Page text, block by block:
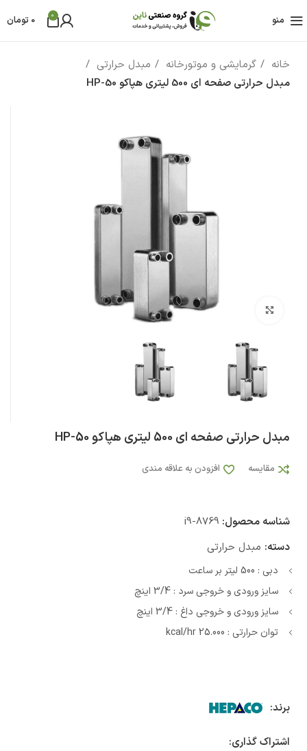
منو 0
0 تومان
خانه گرمایشی و موتورخانه
مبدل حرارتی
مبدل حرارتی صفحه ای 500 لیتری هپاکو HP-50
بزرگنمایی تصویر
مبدل حرارتی صفحه ای 500 لیتری هپاکو HP-50
مقایسه افزودن به علاقه مندی
شناسه محصول: i9-8769
دسته: مبدل حرارتی
دبی : 500 لیتر بر ساعت
سایز ورودی و خروجی سرد : 3/4 اینچ
سایز ورودی و خروجی داغ : 3/4 اینچ
توان حرارتی : 25.000 kcal/hr
برند:
اشتراک گذاری: